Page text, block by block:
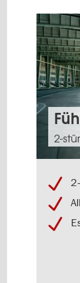
Tickets
Führung
Mythos
2-